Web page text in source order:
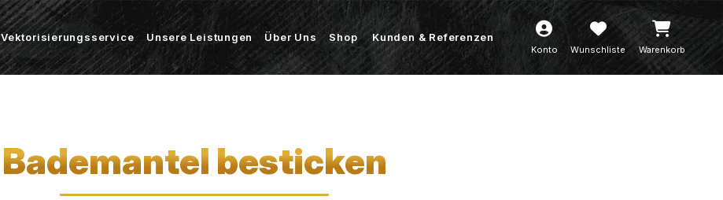
Vektorisierungsservice Unsere Leistungen Über Uns Shop Kunden & Referenzen
Konto Wunschliste Warenkorb
Bademantel besticken